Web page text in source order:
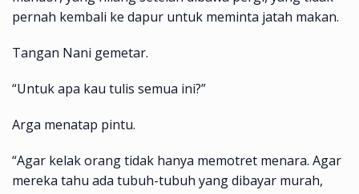
pernah kembali ke dapur untuk meminta jatah makan.
Tangan Nani gemetar.
“Untuk apa kau tulis semua ini?”
Arga menatap pintu.
“Agar kelak orang tidak hanya memotret menara. Agar
mereka tahu ada tubuh-tubuh yang dibayar murah,